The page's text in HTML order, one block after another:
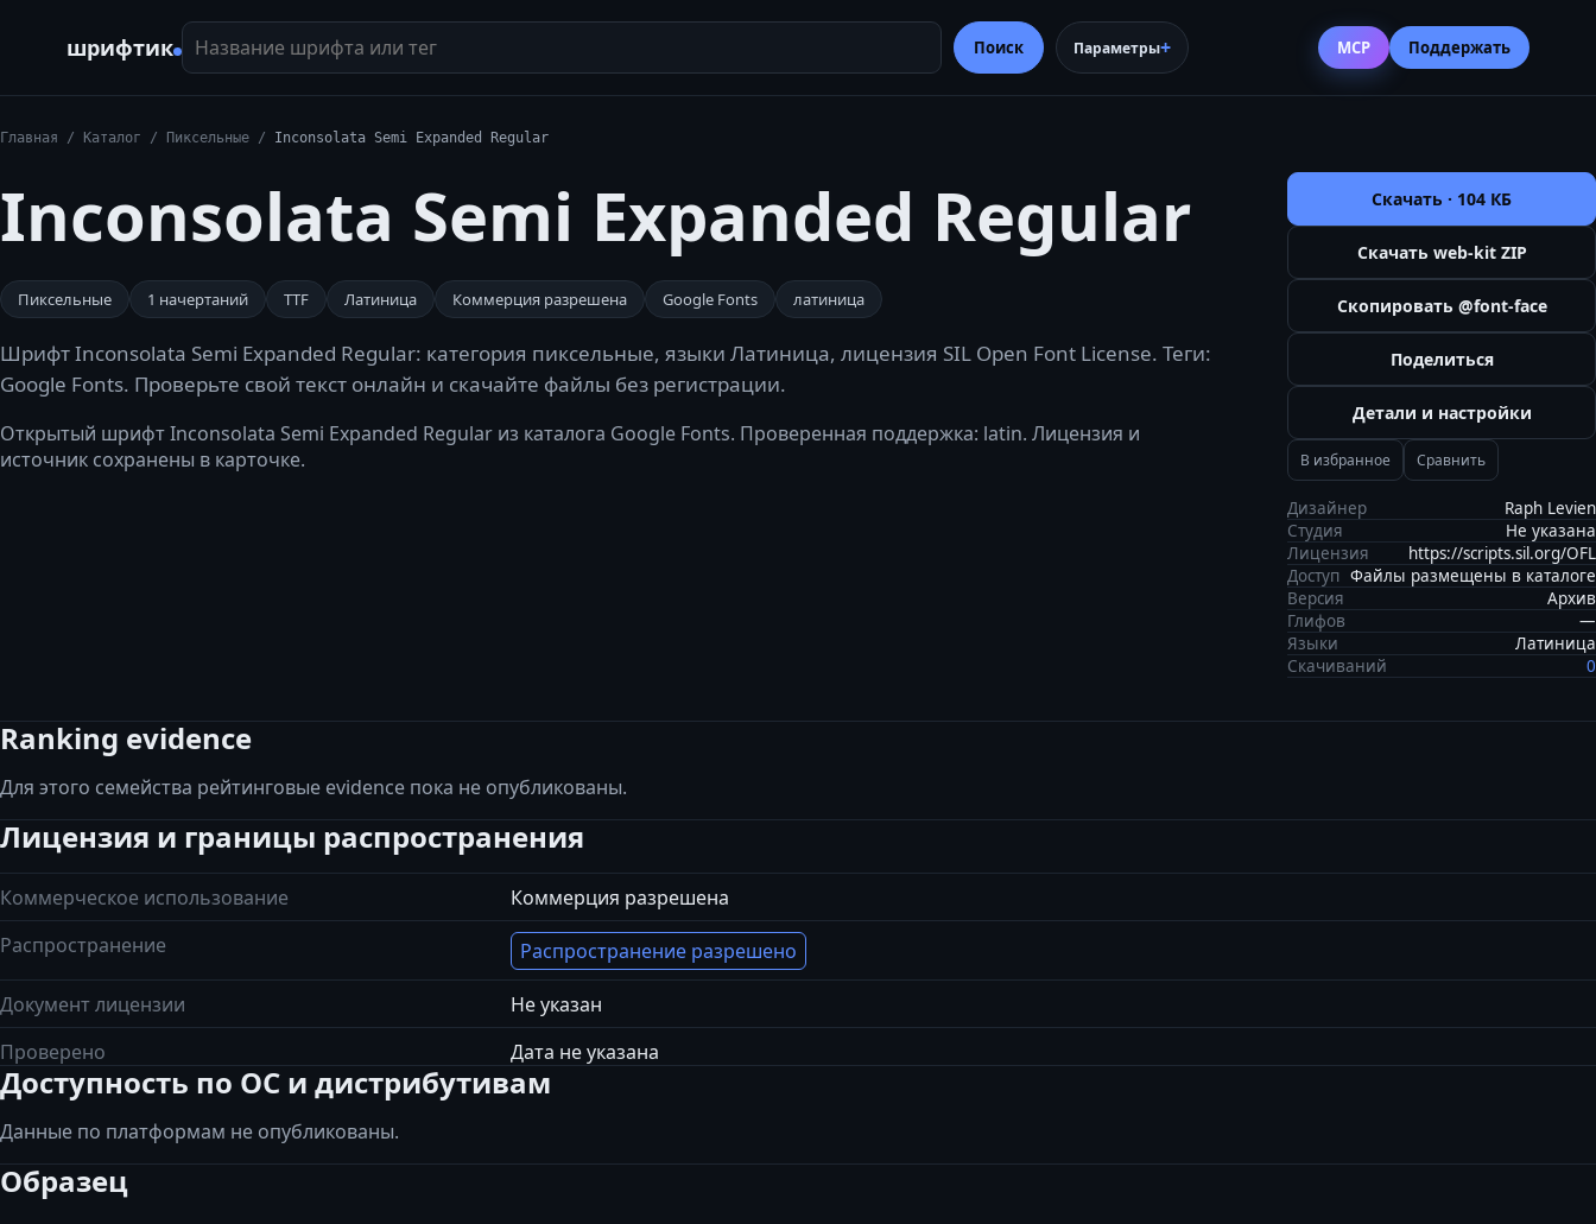
шрифтик Название шрифта или тег
Поиск Параметры MCP Поддержать
Главная / Каталог / Пиксельные / Inconsolata Semi Expanded Regular
Inconsolata Semi Expanded Regular
Пиксельные 1 начертаний TTF Латиница Коммерция разрешена Google Fonts латиница
Шрифт Inconsolata Semi Expanded Regular: категория пиксельные, языки Латиница, лицензия SIL Open Font License. Теги:
Google Fonts. Проверьте свой текст онлайн и скачайте файлы без регистрации.
Открытый шрифт Inconsolata Semi Expanded Regular из каталога Google Fonts. Проверенная поддержка: latin. Лицензия и
источник сохранены в карточке.
Скачать · 104 КБ
Скачать web-kit ZIP
Скопировать @font-face
Поделиться
Детали и настройки
В избранное Сравнить
Дизайнер
Raph Levien
Студия
Не указана
Лицензия
https://scripts.sil.org/OFL
Доступ Файлы размещены в каталоге
Версия
Архив
Глифов
—
Языки
Латиница
Скачиваний
0
Ranking evidence
Для этого семейства рейтинговые evidence пока не опубликованы.
Лицензия и границы распространения
Коммерческое использование
Коммерция разрешена
Распространение
Распространение разрешено
Документ лицензии
Не указан
Проверено
Дата не указана
Доступность по ОС и дистрибутивам
Данные по платформам не опубликованы.
Образец